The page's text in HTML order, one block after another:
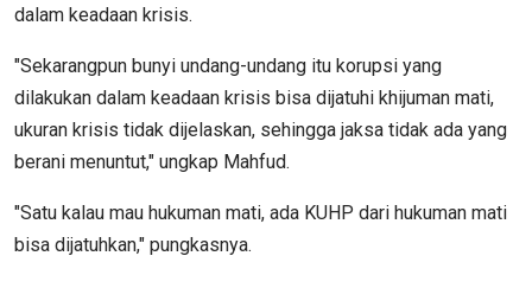
dalam keadaan krisis.
"Sekarangpun bunyi undang-undang itu korupsi yang
dilakukan dalam keadaan krisis bisa dijatuhi khijuman mati,
ukuran krisis tidak dijelaskan, sehingga jaksa tidak ada yang
berani menuntut," ungkap Mahfud.
"Satu kalau mau hukuman mati, ada KUHP dari hukuman mati
bisa dijatuhkan," pungkasnya.